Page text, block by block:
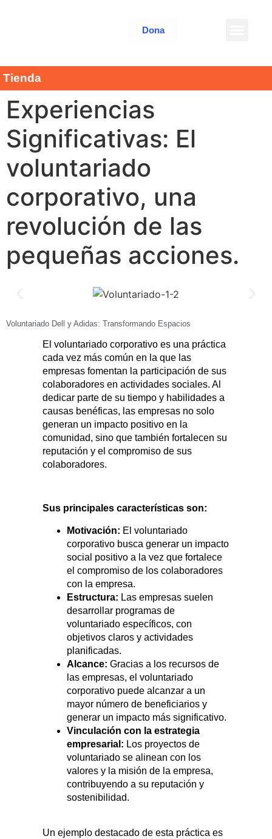
Dona
Tienda
Experiencias
Significativas: El
voluntariado
corporativo, una
revolución de las
pequeñas acciones.
Voluntariado Dell y Adidas: Transformando Espacios
El voluntariado corporativo es una práctica
cada vez más común en la que las
empresas fomentan la participación de sus
colaboradores en actividades sociales. Al
dedicar parte de su tiempo y habilidades a
causas benéficas, las empresas no solo
generan un impacto positivo en la
comunidad, sino que también fortalecen su
reputación y el compromiso de sus
colaboradores.
Sus principales características son:
Motivación: El voluntariado
corporativo busca generar un impacto
social positivo a la vez que fortalece
el compromiso de los colaboradores
con la empresa.
Estructura: Las empresas suelen
desarrollar programas de
voluntariado específicos, con
objetivos claros y actividades
planificadas.
Alcance: Gracias a los recursos de
las empresas, el voluntariado
corporativo puede alcanzar a un
mayor número de beneficiarios y
generar un impacto más significativo.
Vinculación con la estrategia
empresarial: Los proyectos de
voluntariado se alinean con los
valores y la misión de la empresa,
contribuyendo a su reputación y
sostenibilidad.
Un ejemplo destacado de esta práctica es